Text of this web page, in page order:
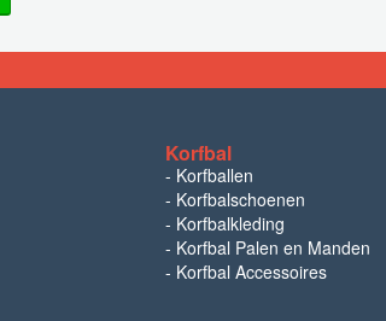
Korfbal
- Korfballen
- Korfbalschoenen
- Korfbalkleding
- Korfbal Palen en Manden
- Korfbal Accessoires